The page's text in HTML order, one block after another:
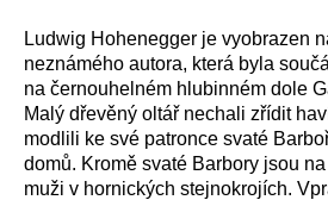
Ludwig Hohenegger je vyobrazen
neznámého autora, která byla
na černouhelném hlubinném dole
Malý dřevěný oltář nechali zřídit
modlili ke své patronce svaté
domů. Kromě svaté Barbory jsou
muži v hornických stejnokrojích.